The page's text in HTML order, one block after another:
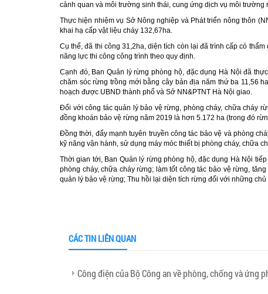
cảnh quan và môi trường sinh thái, cung ứng dịch vụ môi trường
Thực hiện nhiệm vụ Sở Nông nghiệp và Phát triển nông thôn
khai hạ cấp vật liệu cháy 132,67ha.
Cụ thể, đã thi công 31,2ha, diện tích còn lại đã trình cấp có
năng lực thi công công trình theo quy định.
Cạnh đó, Ban Quản lý rừng phòng hộ, đặc dụng Hà Nội đã
chăm sóc rừng trồng mới bằng cây bản địa năm thứ ba 11,56
hoạch được UBND thành phố và Sở NN&PTNT Hà Nội giao.
Đối với công tác quản lý bảo vệ rừng, phòng cháy, chữa cháy
đồng khoán bảo vệ rừng năm 2019 là hơn 5.172 ha (trong đó
Đồng thời, đẩy mạnh tuyên truyền công tác bảo vệ và phòng
kỹ năng vận hành, sử dụng máy móc thiết bị phòng cháy, chữa
Thời gian tới, Ban Quản lý rừng phòng hộ, đặc dụng Hà Nội
phòng cháy, chữa cháy rừng; làm tốt công tác bảo vệ rừng,
quản lý bảo vệ rừng; Thu hồi lại diện tích rừng đối với những
CÁC TIN LIÊN QUAN
Công điện của Bộ Công an về phòng, chống và ứng